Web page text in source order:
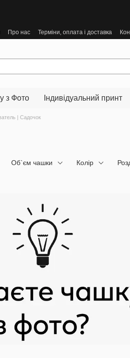
Про нас Терміни, оплата і доставка
з Фото Індивідуальний принт
| Cадочок
Об`єм чашки Колір